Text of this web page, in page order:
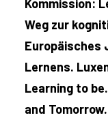
Kommission:
Weg zur
Europäisches
Lernens.
Learning to
and